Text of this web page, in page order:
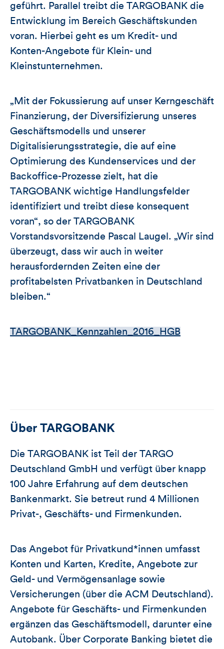
geführt. Parallel treibt die TARGOBANK die
Entwicklung im Bereich Geschäftskunden
voran. Hierbei geht es um Kredit- und
Konten-Angebote für Klein- und
Kleinstunternehmen.
„Mit der Fokussierung auf unser Kerngeschäft
Finanzierung, der Diversifizierung unseres
Geschäftsmodells und unserer
Digitalisierungsstrategie, die auf eine
Optimierung des Kundenservices und der
Backoffice-Prozesse zielt, hat die
TARGOBANK wichtige Handlungsfelder
identifiziert und treibt diese konsequent
voran“, so der TARGOBANK
Vorstandsvorsitzende Pascal Laugel. „Wir sind
überzeugt, dass wir auch in weiter
herausfordernden Zeiten eine der
profitabelsten Privatbanken in Deutschland
bleiben.“
TARGOBANK_Kennzahlen_2016_HGB
Über TARGOBANK
Die TARGOBANK ist Teil der TARGO
Deutschland GmbH und verfügt über knapp
100 Jahre Erfahrung auf dem deutschen
Bankenmarkt. Sie betreut rund 4 Millionen
Privat-, Geschäfts- und Firmenkunden.
Das Angebot für Privatkund*innen umfasst
Konten und Karten, Kredite, Angebote zur
Geld- und Vermögensanlage sowie
Versicherungen (über die ACM Deutschland).
Angebote für Geschäfts- und Firmenkunden
ergänzen das Geschäftsmodell, darunter eine
Autobank. Über Corporate Banking bietet die